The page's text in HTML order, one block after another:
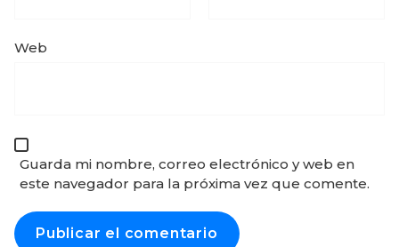
Web
Guarda mi nombre, correo electrónico y web en
este navegador para la próxima vez que comente.